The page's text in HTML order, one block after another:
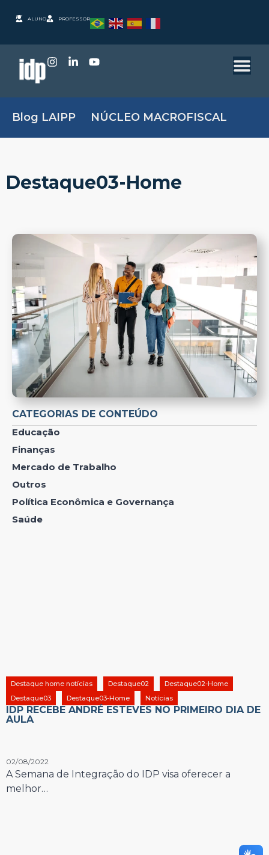
ALUNO PROFESSOR
Blog LAIPP NÚCLEO MACROFISCAL
Destaque03-Home
CATEGORIAS DE CONTEÚDO
Educação
Finanças
Mercado de Trabalho
Outros
Política Econômica e Governança
Saúde
Destaque home notícias Destaque02
Destaque02-Home
Destaque03
Destaque03-Home Notícias
IDP RECEBE ANDRÉ ESTEVES NO PRIMEIRO DIA DE
AULA
02/08/2022
A Semana de Integração do IDP visa oferecer a
melhor…